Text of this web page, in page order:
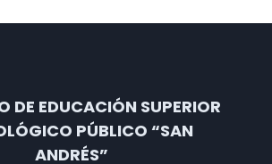
DE EDUCACIÓN SUPERIOR
PÚBLICO “SAN
ANDRÉS”